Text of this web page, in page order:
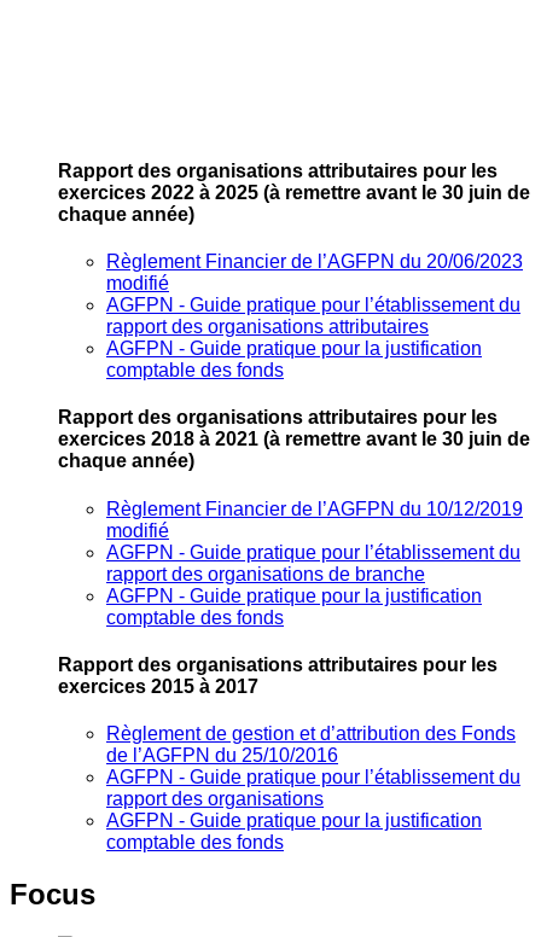
Rapport des organisations attributaires pour les
exercices 2022 à 2025 (à remettre avant le 30 juin de
chaque année)
Règlement Financier de l’AGFPN du 20/06/2023
modifié
AGFPN ‐ Guide pratique pour l’établissement du
rapport des organisations attributaires
AGFPN ‐ Guide pratique pour la justification
comptable des fonds
Rapport des organisations attributaires pour les
exercices 2018 à 2021 (à remettre avant le 30 juin de
chaque année)
Règlement Financier de l’AGFPN du 10/12/2019
modifié
AGFPN ‐ Guide pratique pour l’établissement du
rapport des organisations de branche
AGFPN ‐ Guide pratique pour la justification
comptable des fonds
Rapport des organisations attributaires pour les
exercices 2015 à 2017
Règlement de gestion et d’attribution des Fonds
de l’AGFPN du 25/10/2016
AGFPN ‐ Guide pratique pour l’établissement du
rapport des organisations
AGFPN ‐ Guide pratique pour la justification
comptable des fonds
Focus